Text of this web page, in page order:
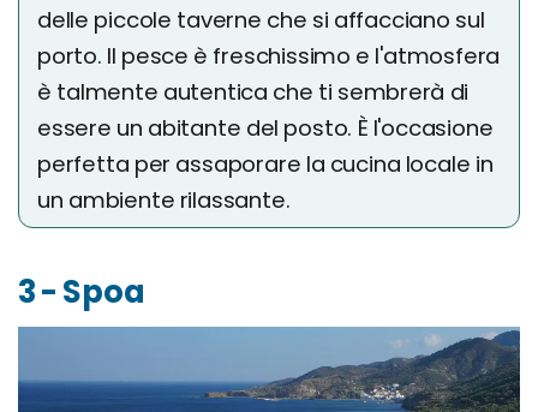
delle piccole taverne che si affacciano sul
porto. Il pesce è freschissimo e l'atmosfera
è talmente autentica che ti sembrerà di
essere un abitante del posto. È l'occasione
perfetta per assaporare la cucina locale in
un ambiente rilassante.
3 - Spoa